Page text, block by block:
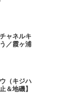
ャネルキ
／霞ヶ浦
（キジハ
＆地磯】